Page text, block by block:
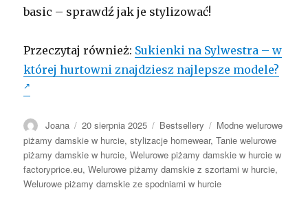
basic – sprawdź jak je stylizować!
Przeczytaj również: Sukienki na Sylwestra – w
której hurtowni znajdziesz najlepsze modele?
Autor
Joana Opublikowano
20 sierpnia 2025 Kategorie
Bestsellery Tagi
Modne welurowe
piżamy damskie w hurcie,stylizacje homewear,Tanie welurowe
piżamy damskie w hurcie,Welurowe piżamy damskie w hurcie w
factoryprice.eu,Welurowe piżamy damskie z szortami w hurcie,
Welurowe piżamy damskie ze spodniami w hurcie